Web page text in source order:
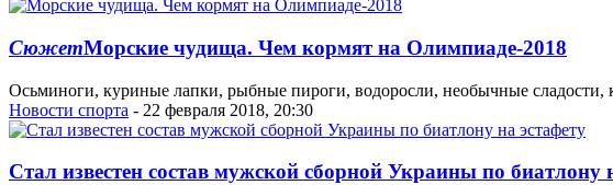
СюжетМорские чудища. Чем кормят на Олимпиаде-2018
Осьминоги, куриные лапки, рыбные пироги, водоросли, необычные
Новости спорта - 22 февраля 2018, 20:30
Стал известен состав мужской сборной Украины по биатлону